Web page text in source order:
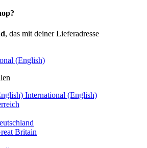
, das mit deiner Lieferadresse
(English)
International (English)
Britain